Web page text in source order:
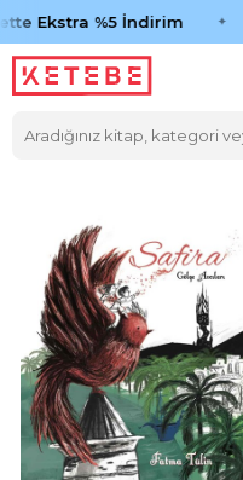
Ekstra %5 İndirim